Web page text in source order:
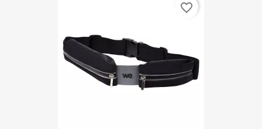
favorite_border